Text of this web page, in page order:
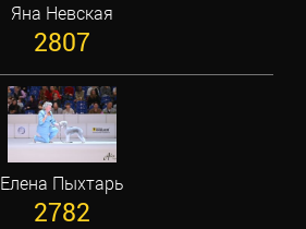
Яна Невская
2807
Елена Пыхтарь
2782